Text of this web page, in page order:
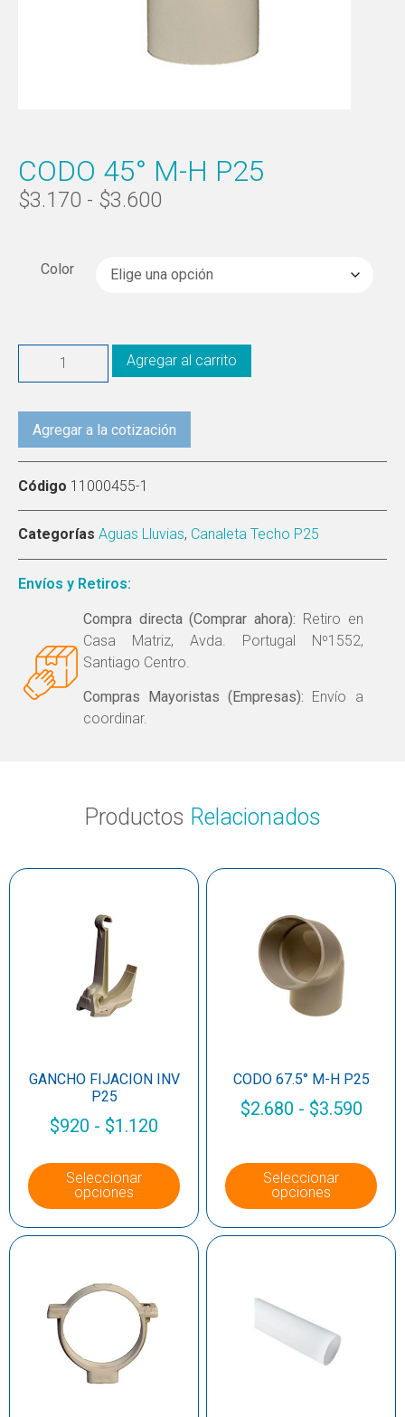
CODO 45° M-H P25
$3.170 - $3.600
Color
Agregar al carrito
Agregar a la cotización
Código 11000455-1
Categorías Aguas Lluvias, Canaleta Techo P25
Envíos y Retiros:
Compra directa (Comprar ahora): Retiro en
Casa Matriz, Avda. Portugal Nº1552,
Santiago Centro.
Compras Mayoristas (Empresas): Envío a
coordinar.
Productos Relacionados
GANCHO FIJACION INV
P25
$920 - $1.120
Seleccionar
opciones
CODO 67.5° M-H P25
$2.680 - $3.590
Seleccionar
opciones